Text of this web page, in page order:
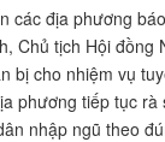
các địa phương
Chủ tịch Hội
bị cho nhiệm vụ
phương tiếp tục
nhập ngũ theo